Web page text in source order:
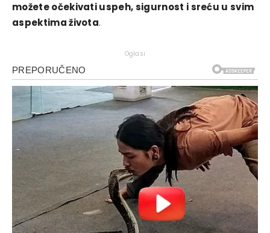
možete očekivati uspeh, sigurnost i sreću u svim
aspektima života.
Oglasi